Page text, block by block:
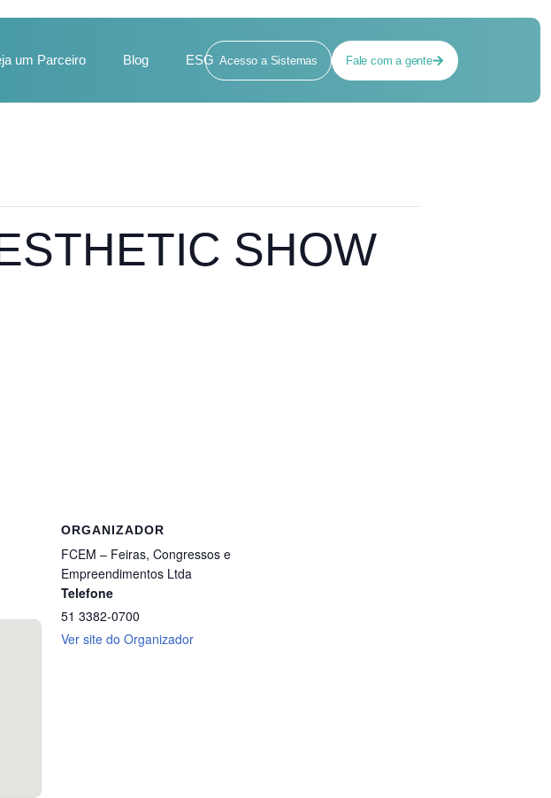
um Parceiro Blog ESG Acesso a Sistemas Fale com a gente
SHOW
ORGANIZADOR
FCEM – Feiras, Congressos e
Empreendimentos Ltda
Telefone
51 3382-0700
Ver site do Organizador